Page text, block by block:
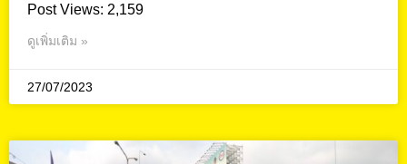
Post Views: 2,159
ดูเพิ่มเติม »
27/07/2023